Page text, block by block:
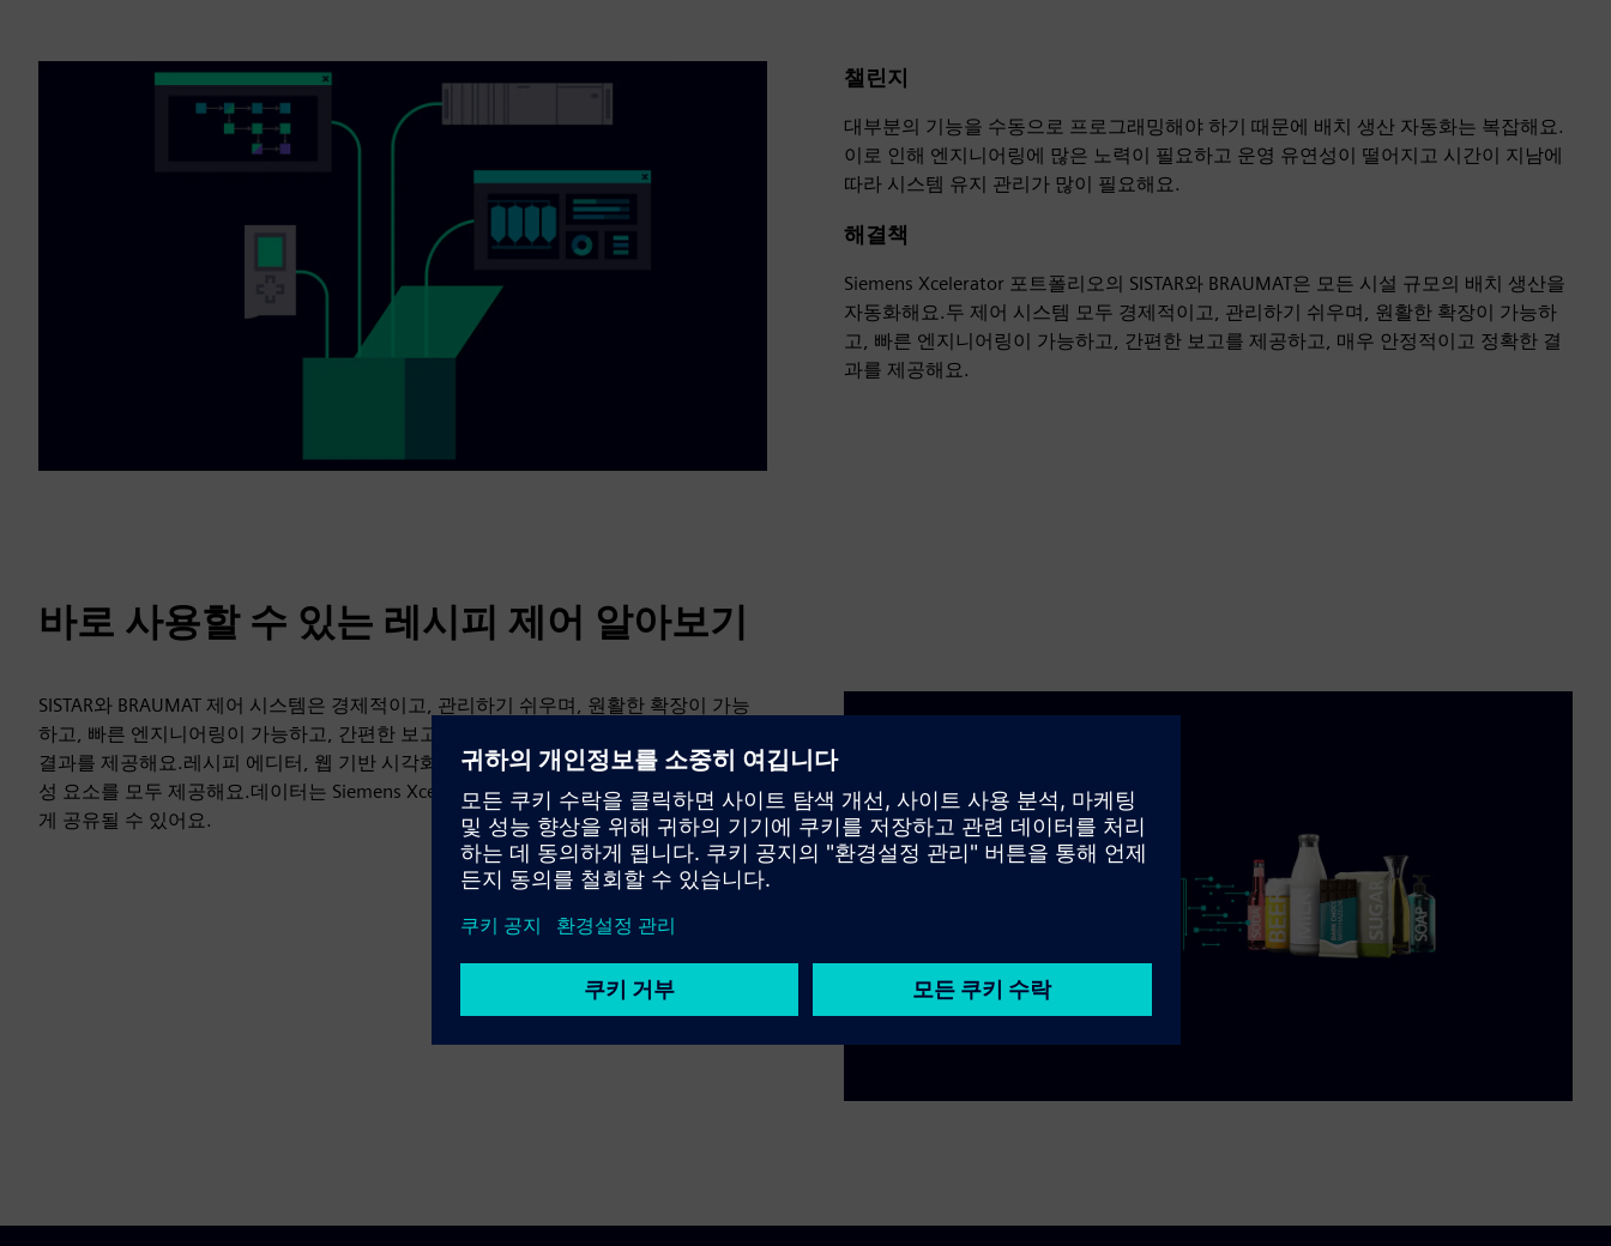
챌린지
대부분의 기능을 수동으로 프로그래밍해야 하기 때문에 배치 생산 자동화는 복잡해요.
이로 인해 엔지니어링에 많은 노력이 필요하고 운영 유연성이 떨어지고 시간이 지남에
따라 시스템 유지 관리가 많이 필요해요.
해결책
Siemens Xcelerator 포트폴리오의 SISTAR와 BRAUMAT은 모든 시설 규모의 배치 생산을
자동화해요.두 제어 시스템 모두 경제적이고, 관리하기 쉬우며, 원활한 확장이 가능하
고, 빠른 엔지니어링이 가능하고, 간편한 보고를 제공하고, 매우 안정적이고 정확한 결
과를 제공해요.
바로 사용할 수 있는 레시피 제어 알아보기
SISTAR와 BRAUMAT 제어 시스템은 경제적이고, 관리하기 쉬우며, 원활한 확장이 가능
하고, 빠른 엔지니어링이 가능하고, 간편한 보고를 제공하고, 매우 안정적이고 정확한
결과를 제공해요.레시피 에디터, 웹 기반 시각화, 추적, 심지어 MES 통합 등 필요한 구
성 요소를 모두 제공해요.데이터는 Siemens Xcelerator 포트폴리오의 다른 요소들과 쉽
게 공유될 수 있어요.